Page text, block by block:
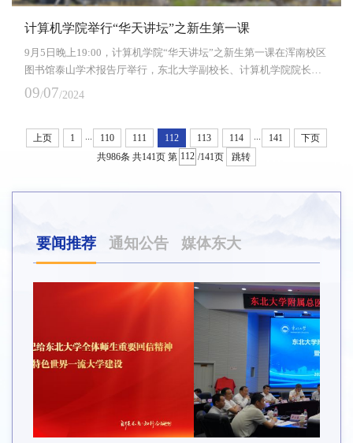
计算机学院举行“华天讲坛”之新生第一课
9月5日晚上19:00，计算机学院“华天讲坛”之新生第一课在浑南校区
图书馆泰山学术报告厅举行，东北大学副校长、计算机学院院长王
兴伟教授作专题报告。学院领导班子成员、各系部（办公室）主
学阶段成长成才”为主题，围绕学科发展、认识大学、明确使命、培
养思维、锻炼能力、强化学风、全面发展等方面与...
09/07/2024
上页 1 ... 110 111 112 113 114 ... 141
下页
共986条 共141页 第 /141页 跳转
要闻推荐 通知公告 媒体东大